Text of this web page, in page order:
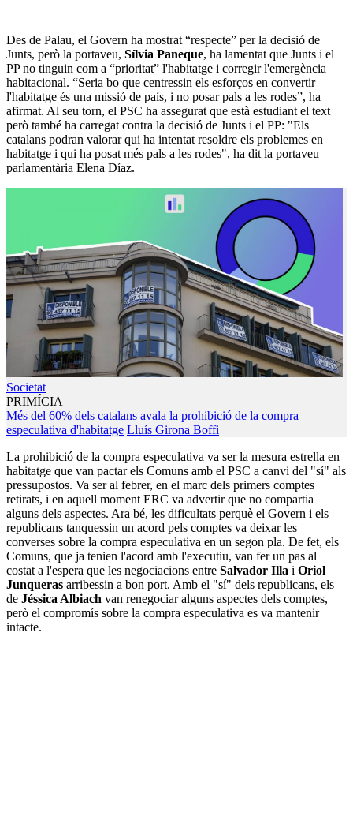
Des de Palau, el Govern ha mostrat “respecte” per la decisió de
Junts, però la portaveu, Sílvia Paneque, ha lamentat que Junts i el
PP no tinguin com a “prioritat” l'habitatge i corregir l'emergència
habitacional. “Seria bo que centressin els esforços en convertir
l'habitatge és una missió de país, i no posar pals a les rodes”, ha
afirmat. Al seu torn, el PSC ha assegurat que està estudiant el text
però també ha carregat contra la decisió de Junts i el PP: "Els
catalans podran valorar qui ha intentat resoldre els problemes en
habitatge i qui ha posat més pals a les rodes", ha dit la portaveu
parlamentària Elena Díaz.
Societat
PRIMÍCIA
Més del 60% dels catalans avala la prohibició de la compra
especulativa d'habitatge Lluís Girona Boffi
La prohibició de la compra especulativa va ser la mesura estrella en
habitatge que van pactar els Comuns amb el PSC a canvi del "sí" als
pressupostos. Va ser al febrer, en el marc dels primers comptes
retirats, i en aquell moment ERC va advertir que no compartia
alguns dels aspectes. Ara bé, les dificultats perquè el Govern i els
republicans tanquessin un acord pels comptes va deixar les
converses sobre la compra especulativa en un segon pla. De fet, els
Comuns, que ja tenien l'acord amb l'executiu, van fer un pas al
costat a l'espera que les negociacions entre Salvador Illa i Oriol
Junqueras arribessin a bon port. Amb el "sí" dels republicans, els
de Jéssica Albiach van renegociar alguns aspectes dels comptes,
però el compromís sobre la compra especulativa es va mantenir
intacte.